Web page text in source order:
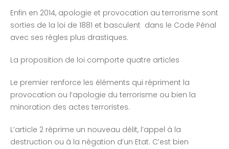
Enfin en 2014, apologie et provocation au terrorisme sont
sorties de la loi de 1881 et basculent dans le Code Pénal
avec ses règles plus drastiques.
La proposition de loi comporte quatre articles
Le premier renforce les éléments qui répriment la
provocation ou l’apologie du terrorisme ou bien la
minoration des actes terroristes.
L’article 2 réprime un nouveau délit, l’appel à la
destruction ou à la négation d’un Etat. C’est bien